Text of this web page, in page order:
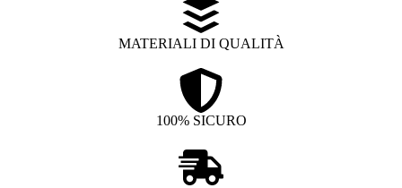
MATERIALI DI QUALITÀ
100% SICURO